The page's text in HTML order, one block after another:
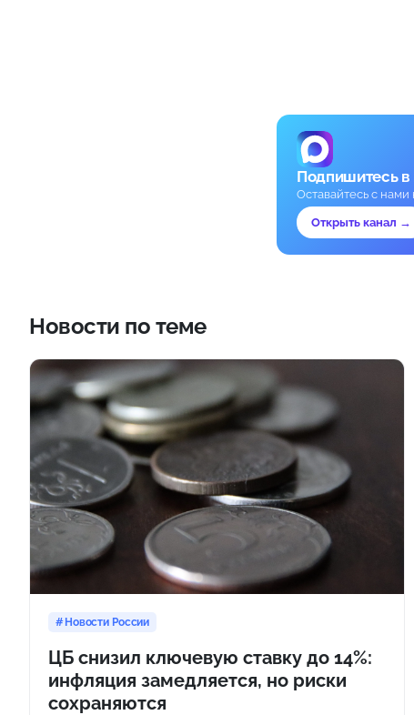
Подпишитесь в
Оставайтесь с
Открыть канал →
Новости по теме
Новости России
ЦБ снизил ключевую ставку до 14%:
инфляция замедляется, но риски
сохраняются